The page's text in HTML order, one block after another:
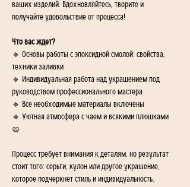
ваших изделий. Вдохновляйтесь, творите и
получайте удовольствие от процесса!
Что вас ждет?
🔹 Основы работы с эпоксидной смолой: свойства,
техники заливки
🔹 Индивидуальная работа над украшением под
руководством профессионального мастера
🔹 Все необходимые материалы включены
🔹 Уютная атмосфера с чаем и всякими плюшками
🥨
Процесс требует внимания к деталям, но результат
стоит того: серьги, кулон или другое украшение,
которое подчеркнет стиль и индивидуальность.